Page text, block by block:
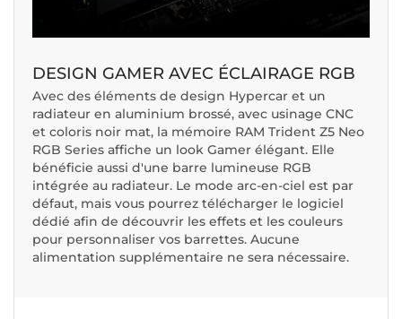
DESIGN GAMER AVEC ÉCLAIRAGE RGB
Avec des éléments de design Hypercar et un
radiateur en aluminium brossé, avec usinage CNC
et coloris noir mat, la mémoire RAM Trident Z5 Neo
RGB Series affiche un look Gamer élégant. Elle
bénéficie aussi d'une barre lumineuse RGB
intégrée au radiateur. Le mode arc-en-ciel est par
défaut, mais vous pourrez télécharger le logiciel
dédié afin de découvrir les effets et les couleurs
pour personnaliser vos barrettes. Aucune
alimentation supplémentaire ne sera nécessaire.